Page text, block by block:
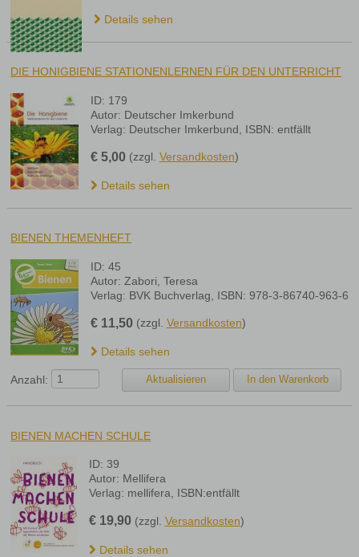
Details sehen
DIE HONIGBIENE STATIONENLERNEN FÜR DEN UNTERRICHT
ID: 179
Autor: Deutscher Imkerbund
Verlag: Deutscher Imkerbund, ISBN: entfällt
€5,00 (zzgl. Versandkosten)
Details sehen
BIENEN THEMENHEFT
ID: 45
Autor: Zabori, Teresa
Verlag: BVK Buchverlag, ISBN: 978-3-86740-963-6
€11,50 (zzgl. Versandkosten)
Details sehen
Anzahl:
BIENEN MACHEN SCHULE
ID: 39
Autor: Mellifera
Verlag: mellifera, ISBN:entfällt
€19,90 (zzgl. Versandkosten)
Details sehen